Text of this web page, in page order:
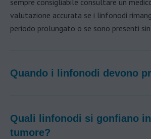
sempre consigliabile consultare un
valutazione accurata se i linfonodi
periodo prolungato o se sono presenti
Quando i linfonodi devono
Quali linfonodi si gonfiano
tumore?